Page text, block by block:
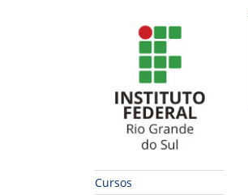
Início da navegação
Cursos